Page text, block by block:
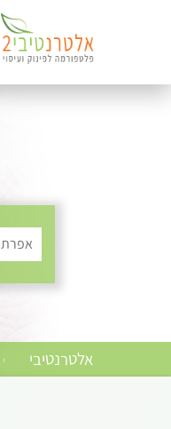
אפרת
אלטרנטיבי ›